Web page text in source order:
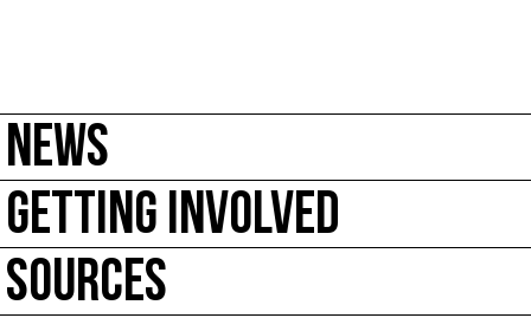
NEWS
GETTING INVOLVED
SOURCES